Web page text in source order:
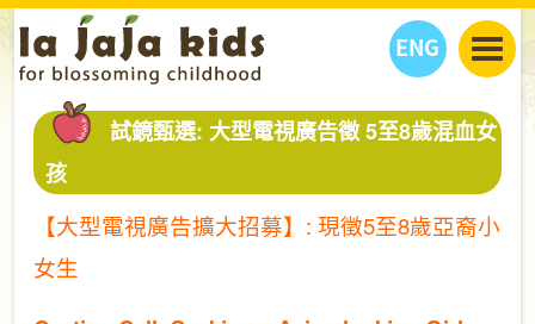
ENG
丫丫看天下
教學活動
人物專題
丫丫活動
親子好去處
健康生活館
學習成長路
試鏡甄選: 大型電視廣告徵 5至8歲混血女
孩
【大型電視廣告擴大招募】 :現徵5至8歲亞裔小
女生